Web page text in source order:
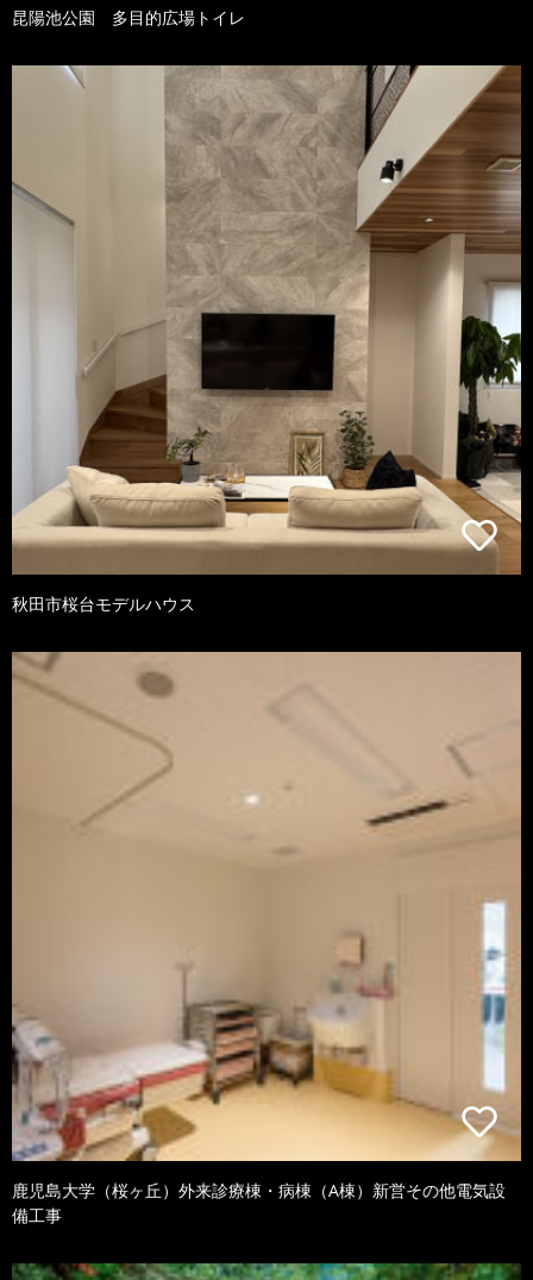
昆陽池公園 多目的広場トイレ
秋田市桜台モデルハウス
鹿児島大学（桜ヶ丘）外来診療棟・病棟（A棟）新営その他電気設
備工事